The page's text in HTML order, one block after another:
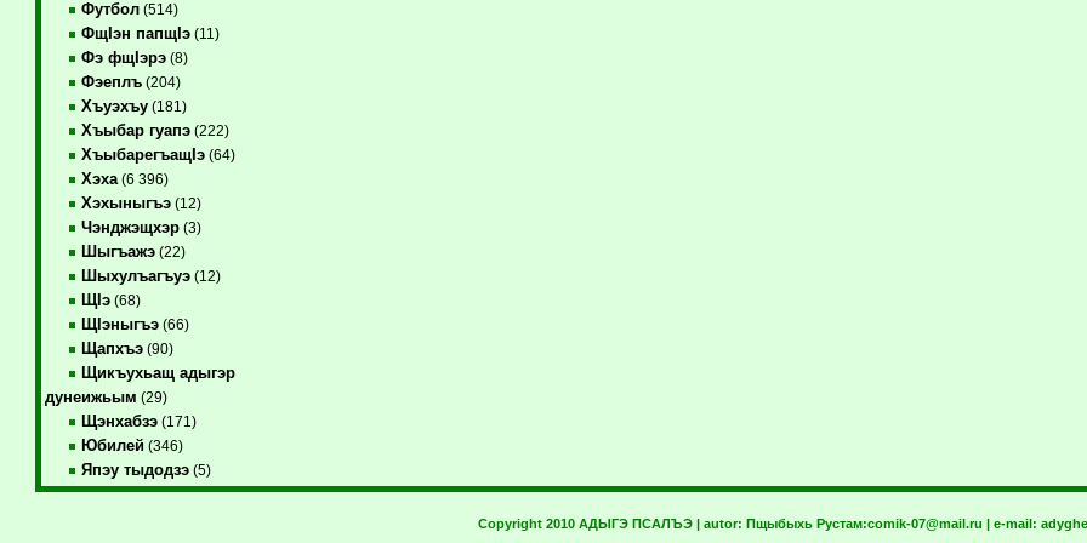
Футбол(514)
ФщIэн папщIэ(11)
Фэ фщIэрэ(8)
Фэеплъ(204)
Хъуэхъу(181)
Хъыбар гуапэ(222)
ХъыбарегъащIэ(64)
Хэха(6 396)
Хэхыныгъэ(12)
Чэнджэщхэр(3)
Шыгъажэ(22)
Шыхулъагъуэ(12)
ЩIэ(68)
ЩIэныгъэ(66)
Щапхъэ(90)
Щикъухьащ адыгэр
дунеижьым (29)
Щэнхабзэ(171)
Юбилей(346)
Япэу тыдодзэ(5)
Copyright 2010 АДЫГЭ ПСАЛЪЭ | autor: Пщыбыхь Рустам:comik-07@mail.ru | e-mail: